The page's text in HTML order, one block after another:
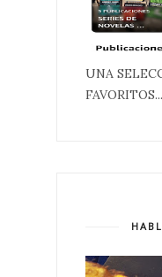
UNA
FAVORITOS...